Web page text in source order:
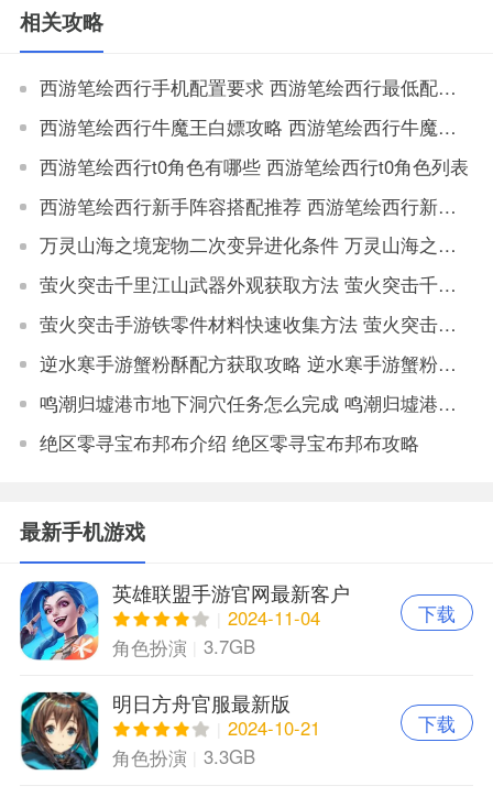
相关攻略
西游笔绘西行手机配置要求 西游笔绘西行最低配置推荐
西游笔绘西行牛魔王白嫖攻略 西游笔绘西行牛魔王怎么打
西游笔绘西行t0角色有哪些 西游笔绘西行t0角色列表
西游笔绘西行新手阵容搭配推荐 西游笔绘西行新手阵容怎么选择好
万灵山海之境宠物二次变异进化条件 万灵山海之境宠物二次变异属性对比
萤火突击千里江山武器外观获取方法 萤火突击千里江山如何获取武器外观
萤火突击手游铁零件材料快速收集方法 萤火突击手游铁零件材料获取地点大全
逆水寒手游蟹粉酥配方获取攻略 逆水寒手游蟹粉酥配方怎么获得
鸣潮归墟港市地下洞穴任务怎么完成 鸣潮归墟港市地下洞穴任务完成攻略
绝区零寻宝布邦布介绍 绝区零寻宝布邦布攻略
最新手机游戏
英雄联盟手游官网最新客户
端
2024-11-04
角色扮演
3.7GB
下载
明日方舟官服最新版
2024-10-21
角色扮演
3.3GB
下载